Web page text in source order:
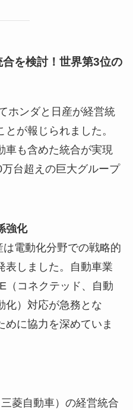
を検討！世界第3位の
ホンダと日産が経営統
が報じられました。
車も含めた統合が実現
台超えの巨大グループ
強化
電動化分野での戦略的
表しました。自動車業
（コネクテッド、自動
化）対応が急務とな
めに協力を深めていま
菱自動車）の経営統合